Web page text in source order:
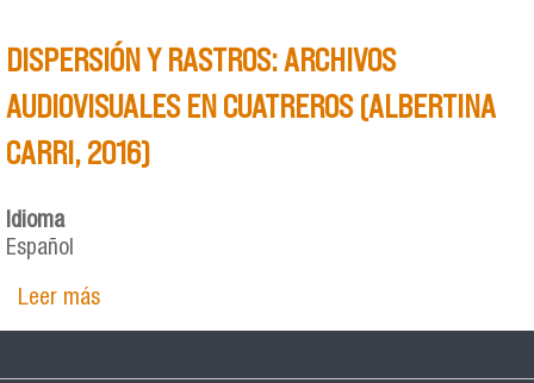
reciente de Chile
DISPERSIÓN Y RASTROS: ARCHIVOS
AUDIOVISUALES EN CUATREROS (ALBERTINA
CARRI, 2016)
Idioma
Español
Leer mássobre DISPERSIÓN Y RASTROS: ARCHIVOS
AUDIOVISUALES EN CUATREROS (ALBERTINA